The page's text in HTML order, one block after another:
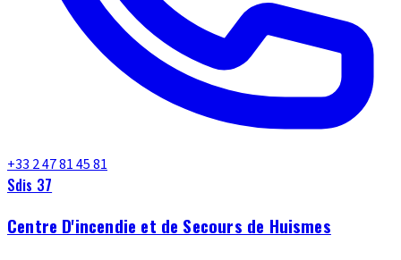
+33 2 47 81 45 81
Sdis 37
Centre D'incendie et de Secours de Huismes